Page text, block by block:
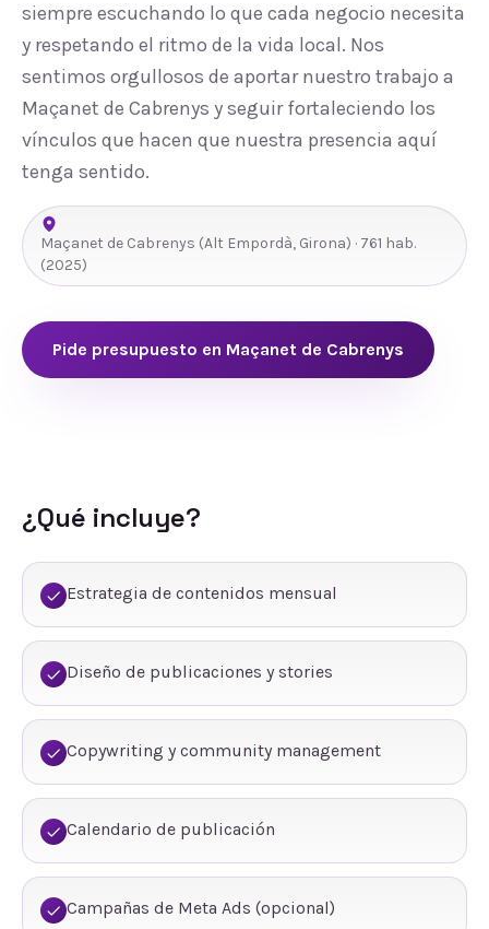
siempre escuchando lo que cada negocio necesita
y respetando el ritmo de la vida local. Nos
sentimos orgullosos de aportar nuestro trabajo a
Maçanet de Cabrenys y seguir fortaleciendo los
vínculos que hacen que nuestra presencia aquí
tenga sentido.
Maçanet de Cabrenys (Alt Empordà, Girona) · 761 hab.
(2025)
Pide presupuesto en Maçanet de Cabrenys
¿Qué incluye?
Estrategia de contenidos mensual
Diseño de publicaciones y stories
Copywriting y community management
Calendario de publicación
Campañas de Meta Ads (opcional)